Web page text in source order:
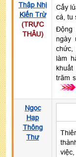
Thập Nhị
Kiến Trừ
(TRỰC
THÂU)
Cấy
cá, tu
Động
ngày
chức,
làm
trăm
>>>
Ngọc
Hạp
Thông
Thư